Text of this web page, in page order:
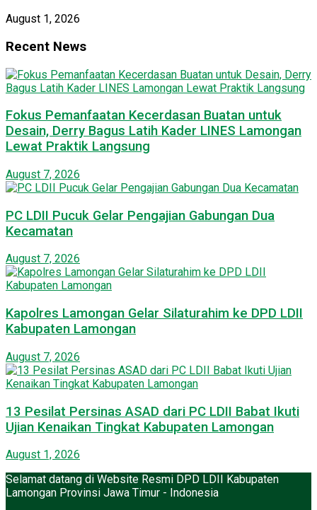
August 1, 2026
Recent News
Fokus Pemanfaatan Kecerdasan Buatan untuk
Desain, Derry Bagus Latih Kader LINES Lamongan
Lewat Praktik Langsung
August 7, 2026
PC LDII Pucuk Gelar Pengajian Gabungan Dua
Kecamatan
August 7, 2026
Kapolres Lamongan Gelar Silaturahim ke DPD LDII
Kabupaten Lamongan
August 7, 2026
13 Pesilat Persinas ASAD dari PC LDII Babat Ikuti
Ujian Kenaikan Tingkat Kabupaten Lamongan
August 1, 2026
Selamat datang di Website Resmi DPD LDII Kabupaten
Lamongan Provinsi Jawa Timur - Indonesia